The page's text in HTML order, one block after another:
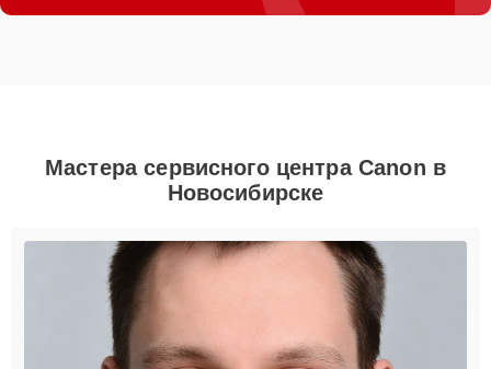
Мастера сервисного центра Canon в
Новосибирске